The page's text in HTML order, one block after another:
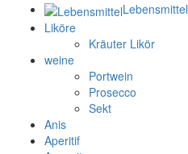
Lebensmittel
Liköre
Kräuter Likör
weine
Portwein
Prosecco
Sekt
Anis
Aperitif